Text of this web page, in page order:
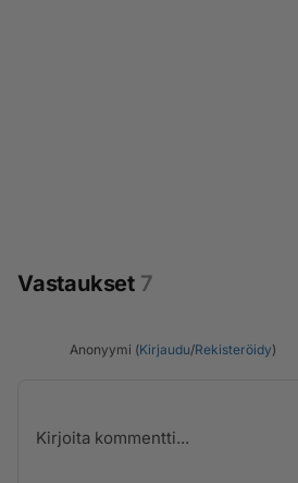
Vastaukset 7
Anonyymi (Kirjaudu/Rekisteröidy)